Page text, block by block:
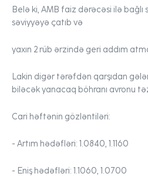
Belə ki, AMB faiz dərəcəsi ilə
səviyyəyə çatıb və
yaxın 2 rüb ərzində geri addım
Lakin digər tərəfdən qarşıdan
biləcək yanacaq böhranı avronu
Cari həftənin gözləntiləri:
- Artım hədəfləri: 1.0840, 1.1160
- Eniş hədəfləri: 1.1060, 1.0700